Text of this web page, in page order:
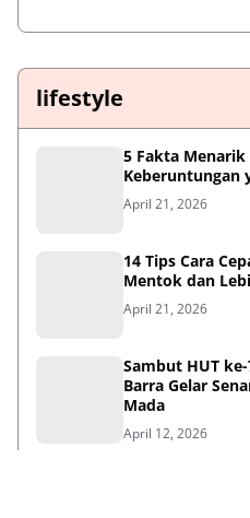
lifestyle
5 Fakta
Keberuntungan
April 21, 2026
14 Tips Cara
Mentok dan
April 21, 2026
Sambut HUT
Barra Gelar
Mada
April 12, 2026